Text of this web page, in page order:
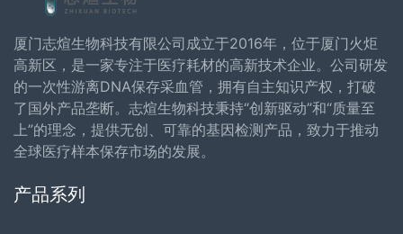
厦门志煊生物科技有限公司成立于2016年，位于厦门火炬
高新区，是一家专注于医疗耗材的高新技术企业。公司研发
的一次性游离DNA保存采血管，拥有自主知识产权，打破
了国外产品垄断。志煊生物科技秉持“创新驱动”和“质量至
上”的理念，提供无创、可靠的基因检测产品，致力于推动
全球医疗样本保存市场的发展。
产品系列